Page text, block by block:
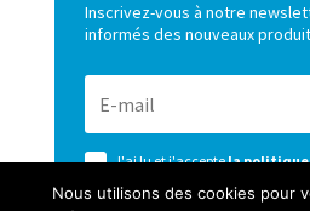
Inscrivez-vous à notre
informés des nouveaux
J'ai lu et j'acceptela
de ce site
Nous utilisons des cookies pour